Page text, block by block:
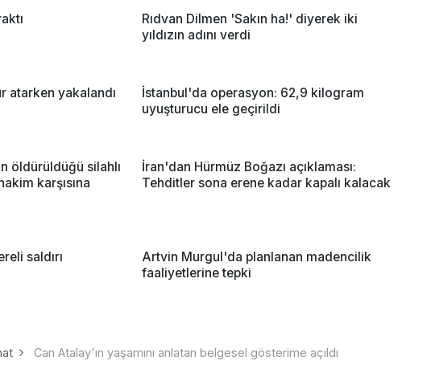
Rıdvan Dilmen 'Sakın ha!' diyerek iki
yıldızın adını verdi
atarken yakalandı
İstanbul'da operasyon: 62,9 kilogram
uyuşturucu ele geçirildi
öldürüldüğü silahlı
karşısına
İran'dan Hürmüz Boğazı açıklaması:
Tehditler sona erene kadar kapalı kalacak
saldırı
Artvin Murgul'da planlanan madencilik
faaliyetlerine tepki
Can Atalay'ın yaşamını anlatan belgesel gösterime açıldı